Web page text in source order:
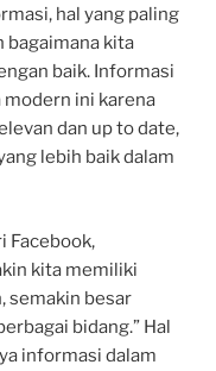
hal yang paling
bagaimana kita
baik. Informasi
ini karena
dan up to date,
lebih baik dalam
Facebook,
kita memiliki
semakin besar
bidang.” Hal
informasi dalam